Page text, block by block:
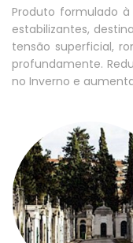
Produto formulado
estabilizantes,
tensão superficial,
profundamente.
no Inverno e